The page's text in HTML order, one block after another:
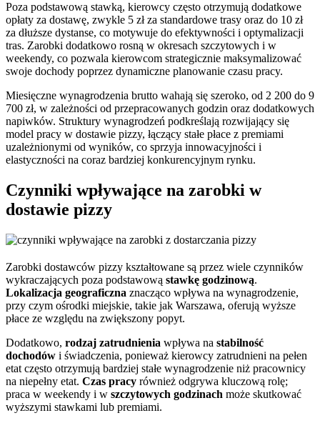
Poza podstawową stawką, kierowcy często otrzymują dodatkowe
opłaty za dostawę, zwykle 5 zł za standardowe trasy oraz do 10 zł
za dłuższe dystanse, co motywuje do efektywności i optymalizacji
tras. Zarobki dodatkowo rosną w okresach szczytowych i w
weekendy, co pozwala kierowcom strategicznie maksymalizować
swoje dochody poprzez dynamiczne planowanie czasu pracy.
Miesięczne wynagrodzenia brutto wahają się szeroko, od 2 200 do 9
700 zł, w zależności od przepracowanych godzin oraz dodatkowych
napiwków. Struktury wynagrodzeń podkreślają rozwijający się
model pracy w dostawie pizzy, łączący stałe płace z premiami
uzależnionymi od wyników, co sprzyja innowacyjności i
elastyczności na coraz bardziej konkurencyjnym rynku.
Czynniki wpływające na zarobki w
dostawie pizzy
Zarobki dostawców pizzy kształtowane są przez wiele czynników
wykraczających poza podstawową stawkę godzinową.
Lokalizacja geograficzna znacząco wpływa na wynagrodzenie,
przy czym ośrodki miejskie, takie jak Warszawa, oferują wyższe
płace ze względu na zwiększony popyt.
Dodatkowo, rodzaj zatrudnienia wpływa na stabilność
dochodów i świadczenia, ponieważ kierowcy zatrudnieni na pełen
etat często otrzymują bardziej stałe wynagrodzenie niż pracownicy
na niepełny etat. Czas pracy również odgrywa kluczową rolę;
praca w weekendy i w szczytowych godzinach może skutkować
wyższymi stawkami lub premiami.